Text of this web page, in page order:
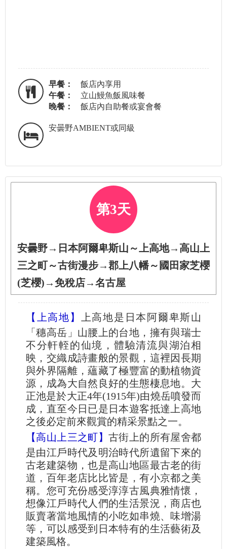
早餐：
飯店內享用
午餐：
立山鰻魚飯風味餐
晚餐：
飯店內自助餐或宴會餐
安曇野AMBIENT或同級
第3天
安曇野→日本阿爾卑斯山～上高地→高山上
三之町～古街漫步→郡上八幡～國田家芝櫻
(芝櫻)→免稅店→名古屋
【上高地】
上高地是日本阿爾卑斯山
「穗高岳」山腰上的台地，擁有與瑞士
不分軒輊的仙境，體驗清流與湖泊相
映，交織成詩畫般的景觀，這裡因長期
與外界隔離，蘊藏了極豐富的動植物資
源，成為大自然良好的生態棲息地。大
正池是於大正4年(1915年)由燒岳噴發而
成，直至今日已是日本遊客抵達上高地
之後必定前來觀賞的精采景點之一。
【高山上三之町】 古街上的所有屋舍都
是由江戶時代及明治時代所遺留下來的
古老建築物，也是高山地區最古老的街
道，百年老店比比皆是，有小京都之美
稱。您可充份感受淳淳古風典雅情懷，
想像江戶時代人們的生活景況，商店也
販賣著當地風情的小吃如串燒、味增湯
等，可以感受到日本特有的生活藝術及
建築風格。